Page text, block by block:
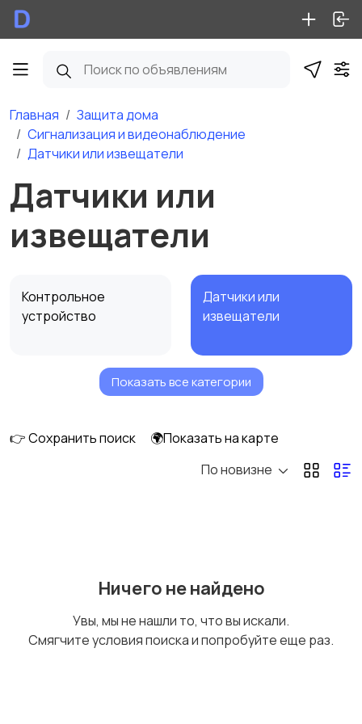
Главная
Защита дома
Сигнализация и видеонаблюдение
Датчики или извещатели
Датчики или
извещатели
Контрольное
устройство
Датчики или
извещатели
Коммутаторы и
Видеорегистраторы
Показать все категории
👉 Сохранить поиск
🌍Показать на карте
По новизне
Ничего не найдено
Увы, мы не нашли то, что вы искали.
Смягчите условия поиска и попробуйте еще раз.